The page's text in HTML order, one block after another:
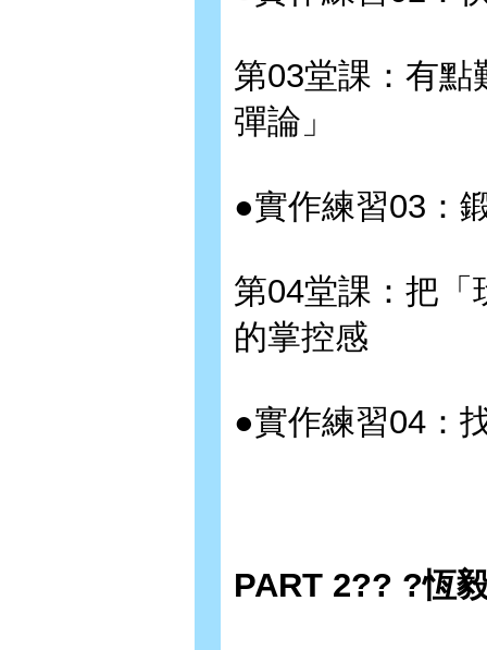
第03堂課：有
彈論」
●實作練習03：
第04堂課：把
的掌控感
●實作練習04：
PART 2?? ?恆